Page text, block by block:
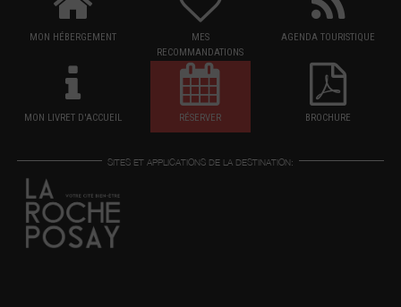
MON HÉBERGEMENT
MES
RECOMMANDATIONS
AGENDA TOURISTIQUE
MON LIVRET D'ACCUEIL RÉSERVER BROCHURE
SITES ET APPLICATIONS DE LA DESTINATION: